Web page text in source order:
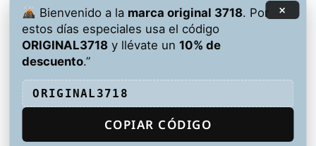
Verde
Rojo
Blanco
Estado
Estado
Hay existencias
×
Bienvenido a la marca original 3718. Por
estos días especiales usa el código
ORIGINAL3718 y llévate un10% de
descuento.”
ORIGINAL3718
COPIAR CÓDIGO